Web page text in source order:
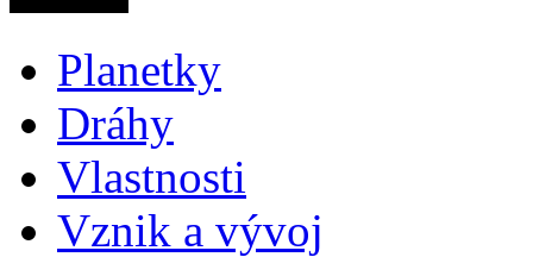
Planetky
Dráhy
Vlastnosti
Vznik a vývoj